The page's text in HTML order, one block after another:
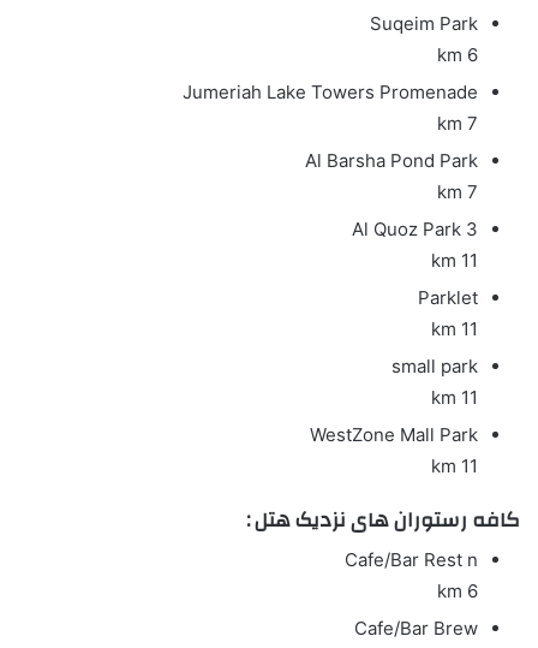
Suqeim Park
6 km
Jumeriah Lake Towers Promenade
7 km
Al Barsha Pond Park
7 km
Al Quoz Park 3
11 km
Parklet
11 km
small park
11 km
WestZone Mall Park
11 km
کافه رستوران های نزدیک هتل :
Cafe/Bar Rest n
6 km
Cafe/Bar Brew